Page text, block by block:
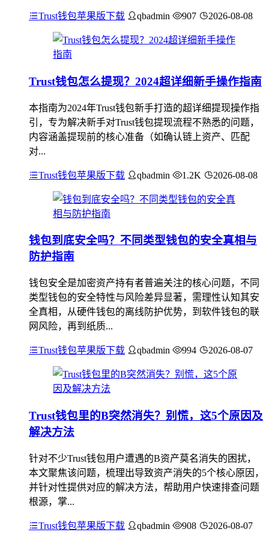
Trust钱包苹果版下载 qbadmin 907 2026-08-08
Trust钱包怎么提现？2024超详细新手操作指南
本指南为2024年Trust钱包新手打造的超详细提现操作指
引，专为解决新手对Trust钱包提现流程不熟悉的问题，
内容涵盖提现前的核心准备（如确认链上资产、匹配
对...
Trust钱包苹果版下载 qbadmin 1.2K 2026-08-08
钱包到底安全吗？不同类型钱包的安全真相与
防护指南
钱包安全是加密资产持有者普遍关注的核心问题，不同
类型钱包的安全特性与风险差异显著，需理性认知其安
全真相，从硬件钱包的离线防护优势，到软件钱包的联
网风险，再到纸质...
Trust钱包苹果版下载 qbadmin 994 2026-08-07
Trust钱包里的B突然消失？别慌，这5个原因及
解决方法
针对不少Trust钱包用户遭遇的B资产莫名消失的困扰，
本文聚焦该问题，梳理出导致资产消失的5个核心原因，
并针对性提供对应的解决方法，帮助用户快速排查问题
根源，掌...
Trust钱包苹果版下载 qbadmin 908 2026-08-07